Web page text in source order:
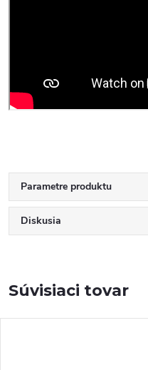
Parametre produktu
Diskusia
Súvisiaci tovar